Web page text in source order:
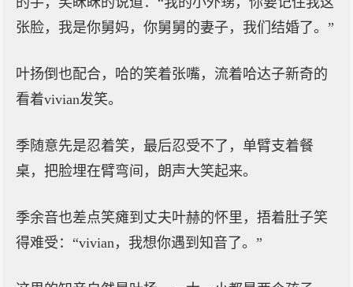
张脸，我是你舅妈，你舅舅的妻子，我们结婚了。”
叶扬倒也配合，哈的笑着张嘴，流着哈达子新奇的
看着vivian发笑。
季随意先是忍着笑，最后忍受不了，单臂支着餐
桌，把脸埋在臂弯间，朗声大笑起来。
季余音也差点笑瘫到丈夫叶赫的怀里，捂着肚子笑
得难受：“vivian，我想你遇到知音了。”